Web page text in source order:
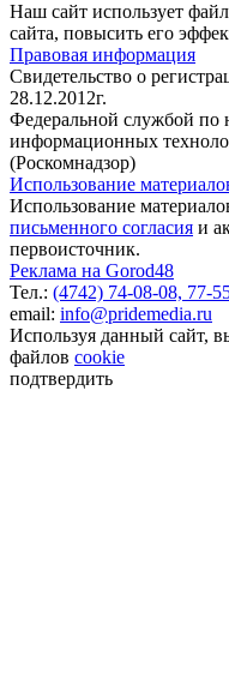
Наш сайт использует
сайта, повысить его
Правовая информация
Свидетельство о
28.12.2012г.
Федеральной службой по
информационных
(Роскомнадзор)
Использование
Использование
письменного согласия и
первоисточник.
Реклама на Gorod48
Тел.: (4742) 74-08-08, 77-
email: info@pridemedia.ru
Используя данный сайт,
файлов cookie
подтвердить